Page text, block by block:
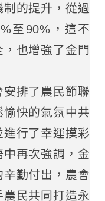
的提升，從過
至90%，這不
也增強了金門
排了農民節聯
快的氣氛中共
行了幸運摸彩
再次強調，金
勤付出，農會
民共同打造永